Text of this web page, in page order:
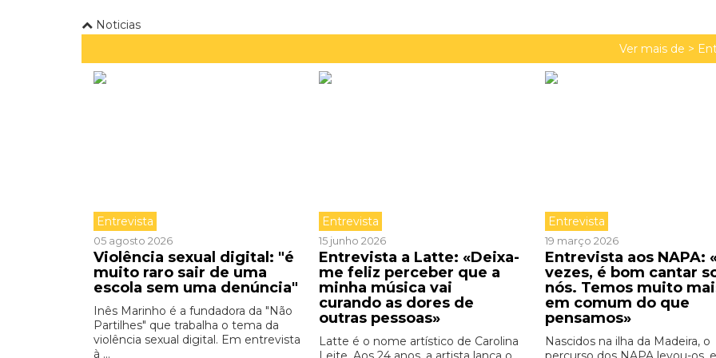
Noticias
Ver mais de >
Entrevista
05 agosto 2026
Violência sexual digital: "é
muito raro sair de uma
escola sem uma denúncia"
Inês Marinho é a fundadora da "Não
Partilhes" que trabalha o tema da
violência sexual digital. Em entrevista
à ...
Entrevista
15 junho 2026
Entrevista a Latte: «Deixa-
me feliz perceber que a
minha música vai
curando as dores de
outras pessoas»
Latte é o nome artístico de Carolina
Entrevista
19 março 2026
Entrevista aos NAPA:
vezes, é bom cantar
nós. Temos muito
em comum do que
pensamos»
Nascidos na ilha da Madeira, o